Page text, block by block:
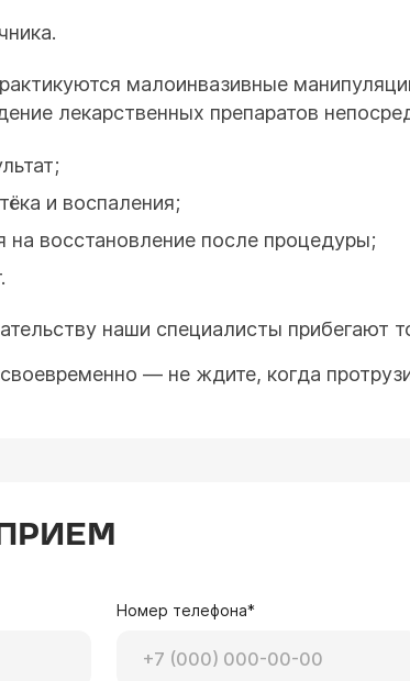
малоинвазивные
лекарственных препаратов
и воспаления;
на восстановление после процедуры;
наши специалисты прибегают
— не ждите, когда
Номер телефона*